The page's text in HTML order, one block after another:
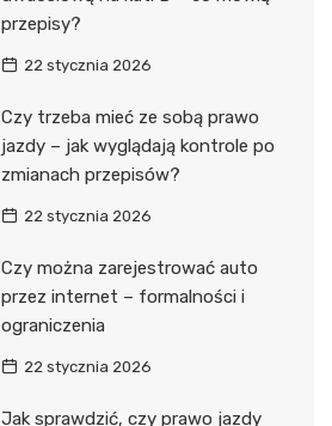
przepisy?
22 stycznia 2026
Czy trzeba mieć ze sobą prawo
jazdy – jak wyglądają kontrole po
zmianach przepisów?
22 stycznia 2026
Czy można zarejestrować auto
przez internet – formalności i
ograniczenia
22 stycznia 2026
Jak sprawdzić, czy prawo jazdy